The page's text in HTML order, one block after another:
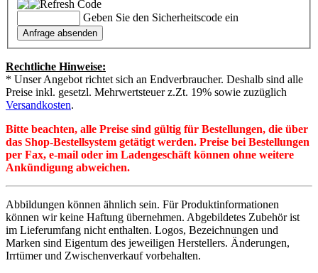
Geben Sie den Sicherheitscode ein
Rechtliche Hinweise:
* Unser Angebot richtet sich an Endverbraucher. Deshalb sind alle
Preise inkl. gesetzl. Mehrwertsteuer z.Zt. 19% sowie zuzüglich
Versandkosten.
Bitte beachten, alle Preise sind gültig für Bestellungen, die über
das Shop-Bestellsystem getätigt werden. Preise bei Bestellungen
per Fax, e-mail oder im Ladengeschäft können ohne weitere
Ankündigung abweichen.
Abbildungen können ähnlich sein. Für Produktinformationen
können wir keine Haftung übernehmen. Abgebildetes Zubehör ist
im Lieferumfang nicht enthalten. Logos, Bezeichnungen und
Marken sind Eigentum des jeweiligen Herstellers. Änderungen,
Irrtümer und Zwischenverkauf vorbehalten.